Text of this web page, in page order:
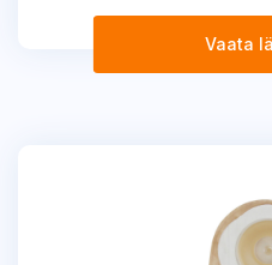
Vaata